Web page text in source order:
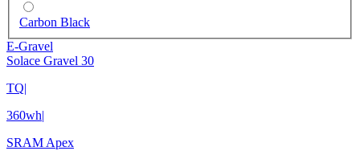
Carbon Black
E-Gravel
Solace Gravel 30
TQ|
360wh|
SRAM Apex